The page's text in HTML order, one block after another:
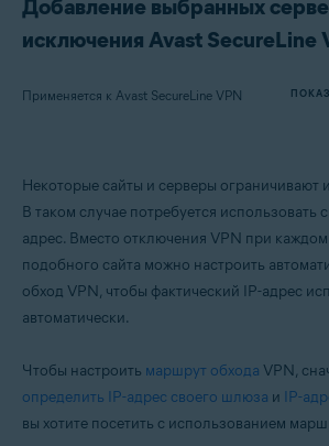
Добавление выбранных
исключения Avast SecureLine
Применяется к Avast SecureLine VPN
Avast SecureLine VPN
Microsoft Windows 11 Home / Pro / Enterprise /
разрядная версия
Microsoft Windows 8 / Pro / Enterprise — 32- или
Enterprise / Ultimate — SP 1, 32- или 64-разрядная
Некоторые сайты и серверы ограничивают
В таком случае потребуется использовать
адрес. Вместо отключения VPN при
подобного сайта можно настроить
обход VPN, чтобы фактический IP-адрес
автоматически.
Чтобы настроить маршрут обхода VPN,
определить IP-адрес своего шлюза и IP-
вы хотите посетить с использованием